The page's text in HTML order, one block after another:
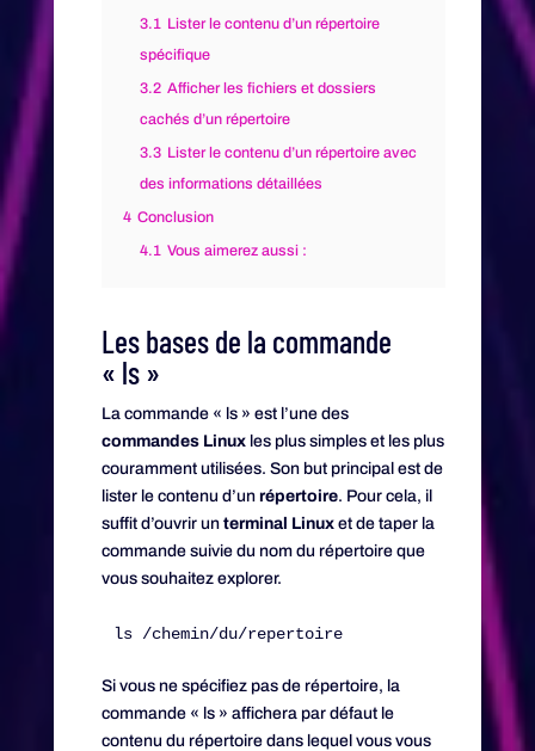
3.1 Lister le contenu d’un répertoire
spécifique
3.2 Afficher les fichiers et dossiers
cachés d’un répertoire
3.3 Lister le contenu d’un répertoire avec
des informations détaillées
4 Conclusion
4.1 Vous aimerez aussi :
Les bases de la commande
« ls »
La commande « ls » est l’une des
commandes Linuxles plus simples et les plus
couramment utilisées. Son but principal est de
lister le contenu d’un répertoire. Pour cela, il
suffit d’ouvrir un terminal Linuxet de taper la
commande suivie du nom du répertoire que
vous souhaitez explorer.
ls /chemin/du/repertoire
Si vous ne spécifiez pas de répertoire, la
commande « ls » affichera par défaut le
contenu du répertoire dans lequel vous vous